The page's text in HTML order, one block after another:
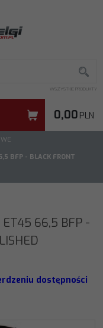
WSZYSTKIE PRODUKTY
0,00 PLN
BFP - BLACK FRONT
ET45 66,5 BFP -
dostępności